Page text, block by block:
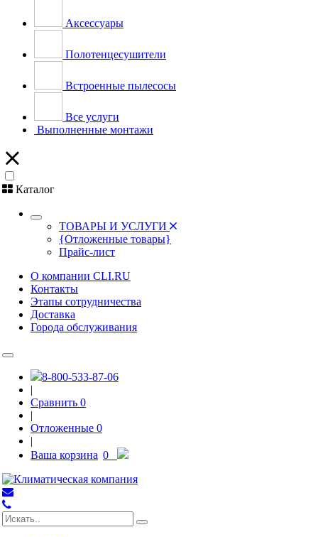
Аксессуары
Полотенцесушители
Встроенные пылесосы
Все услуги
Выполненные монтажи
Каталог
ТОВАРЫ И УСЛУГИ
{Отложенные товары}
Прайс-лист
О компании CLI.RU
Контакты
Этапы сотрудничества
Доставка
Города обслуживания
8-800-533-87-06
|
Сравнить 0
|
Отложенные 0
|
Ваша корзина 0